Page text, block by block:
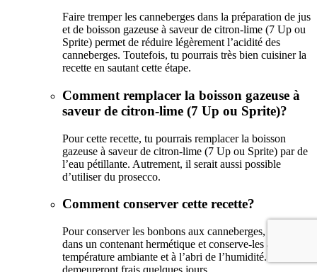
Faire tremper les canneberges dans la préparation de jus
et de boisson gazeuse à saveur de citron-lime (7 Up ou
Sprite) permet de réduire légèrement l’acidité des
canneberges. Toutefois, tu pourrais très bien cuisiner la
recette en sautant cette étape.
Comment remplacer la boisson gazeuse à
saveur de citron-lime (7 Up ou Sprite)?
Pour cette recette, tu pourrais remplacer la boisson
gazeuse à saveur de citron-lime (7 Up ou Sprite) par de
l’eau pétillante. Autrement, il serait aussi possible
d’utiliser du prosecco.
Comment conserver cette recette?
Pour conserver les bonbons aux canneberges, place-les
dans un contenant hermétique et conserve-les à
température ambiante et à l’abri de l’humidité. Ainsi, ils
demeureront frais quelques jours.